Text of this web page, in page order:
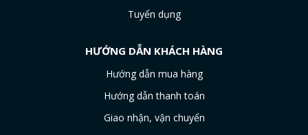
Tuyển dụng
HƯỚNG DẪN KHÁCH HÀNG
Hướng dẫn mua hàng
Hướng dẫn thanh toán
Giao nhận, vận chuyển